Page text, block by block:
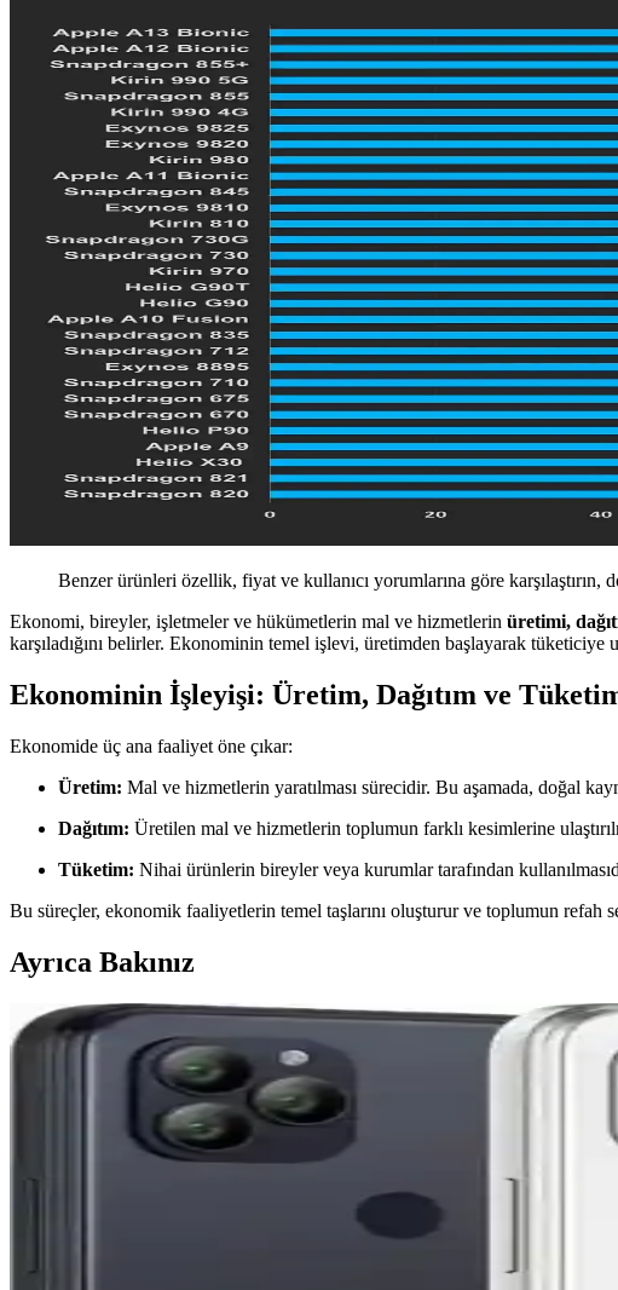
Benzer ürünleri özellik, fiyat ve kullanıcı yorumlarına göre karşılaştırın,
Ekonomi, bireyler, işletmeler ve hükümetlerin mal ve hizmetlerin üretimi,
karşıladığını belirler. Ekonominin temel işlevi, üretimden başlayarak tüketiciye
Ekonominin İşleyişi: Üretim, Dağıtım ve
Ekonomide üç ana faaliyet öne çıkar:
Üretim: Mal ve hizmetlerin yaratılması sürecidir. Bu aşamada, doğal
Dağıtım: Üretilen mal ve hizmetlerin toplumun farklı kesimlerine
Tüketim: Nihai ürünlerin bireyler veya kurumlar tarafından
Bu süreçler, ekonomik faaliyetlerin temel taşlarını oluşturur ve toplumun refah
Ayrıca Bakınız
Dow Jones Endeksi Güncel Durumu ve Piyasa Göstergeleri
Dow Jones Endeksi, piyasa sağlığını ve ekonomik gelişmeleri yansıtan
Victoria: Avustralya'nın Tarihî ve Doğal Zenginliklerle Dolu
Victoria, doğal güzellikleri ve tarihiyle öne çıkan, kültürel ve ekonomik
Samsung S23 Ultra Yenilenmiş Model: Güvenilir ve
Yenilenmiş Samsung S23 Ultra, yüksek performans ve uygun fiyat avantajı